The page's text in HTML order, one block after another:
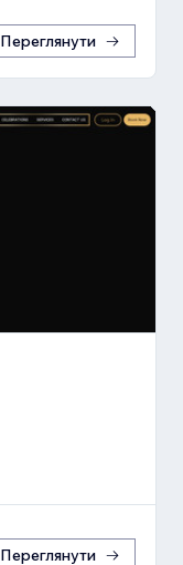
Переглянути
Переглянути